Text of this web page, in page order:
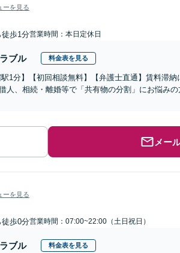
ーを見る
徒歩1分営業時間：本日定休日
ブル 料金表を見る
1分】【初回相談無料】【弁護士直通】賃料滞
人、相続・離婚等で「共有物の分割」にお悩み
メー
ーを見る
徒歩0分営業時間：07:00~22:00（土日祝日）
ブル 料金表を見る